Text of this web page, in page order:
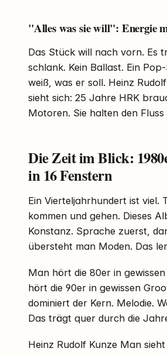
"Alles was sie will": Energie
Das Stück will nach vorn. Es
schlank. Kein Ballast. Ein
weiß, was er soll. Heinz
sieht sich: 25 Jahre HRK
Motoren. Sie halten den Fluss
Die Zeit im Blick:
in 16 Fenstern
Ein Vierteljahrhundert ist viel.
kommen und gehen. Dieses
Konstanz. Sprache zuerst,
übersteht man Moden. Das
Man hört die 80er in
hört die 90er in gewissen
dominiert der Kern. Melodie.
Das trägt quer durch die
Heinz Rudolf Kunze Man